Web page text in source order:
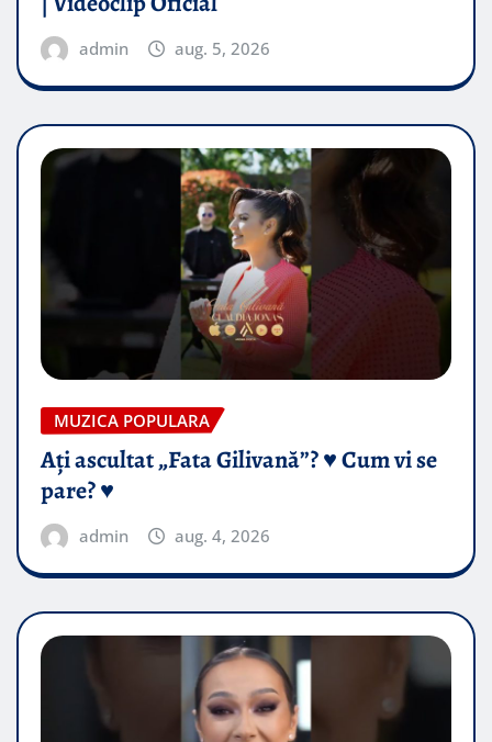
admin aug. 5, 2026
MUZICA POPULARA
Ați ascultat „Fata Gilivană”? ♥️ Cum vi se
pare? ♥️
admin aug. 4, 2026